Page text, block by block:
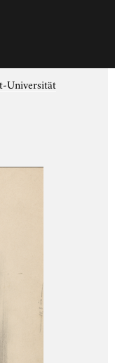
Universität